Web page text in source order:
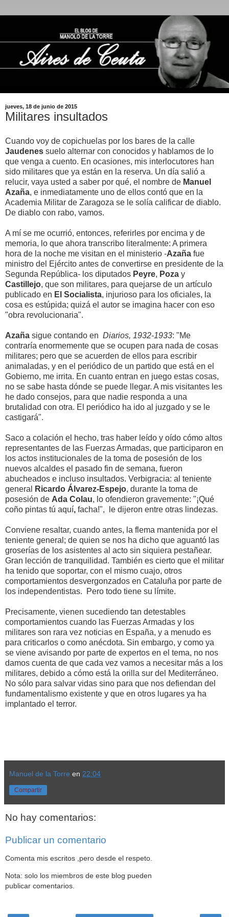
jueves, 18 de junio de 2015
Militares insultados
Cuando voy de copichuelas por los bares de la calle
Jaudenes suelo alternar con conocidos y hablamos de lo
que venga a cuento. En ocasiones, mis interlocutores han
sido militares que ya están en la reserva. Un día salió a
relucir, vaya usted a saber por qué, el nombre de Manuel
Azaña, e inmediatamente uno de ellos contó que en la
Academia Militar de Zaragoza se le solía calificar de diablo.
De diablo con rabo, vamos.
A mí se me ocurrió, entonces, referirles por encima y de
memoria, lo que ahora transcribo literalmente: A primera
hora de la noche me visitan en el ministerio -Azaña fue
ministro del Ejército antes de convertirse en presidente de la
Segunda República- los diputados Peyre, Poza y
Castillejo, que son militares, para quejarse de un artículo
publicado en El Socialista, injurioso para los oficiales, la
cosa es estúpida; quizá el autor se imagina hacer con eso
"obra revolucionaria".
Azaña sigue contando en Diarios, 1932-1933: "Me
contraría enormemente que se ocupen para nada de cosas
militares; pero que se acuerden de ellos para escribir
animaladas, y en el periódico de un partido que está en el
Gobierno, me irrita. En cuanto entran en juego estas cosas,
no se sabe hasta dónde se puede llegar. A mis visitantes les
he dado consejos, para que nadie responda a una
brutalidad con otra. El periódico ha ido al juzgado y se le
castigará".
Saco a colación el hecho, tras haber leído y oído cómo altos
representantes de las Fuerzas Armadas, que participaron en
los actos institucionales de la toma de posesión de los
nuevos alcaldes el pasado fin de semana, fueron
abucheados e incluso insultados. Verbigracia: al teniente
general
Ricardo Álvarez-Espejo, durante la toma de
posesión de Ada Colau, lo ofendieron gravemente: "¡Qué
coño pintas tú aquí, facha!", le dijeron entre otras lindezas.
Conviene resaltar, cuando antes, la flema mantenida por el
teniente general; de quien se nos ha dicho que aguantó las
groserías de los asistentes al acto sin siquiera pestañear.
Gran lección de tranquilidad. También es cierto que el militar
ha tenido que soportar, con el mismo cuajo, otros
comportamientos desvergonzados en Cataluña por parte de
los independentistas. Pero todo tiene su límite.
Precisamente, vienen sucediendo tan detestables
comportamientos cuando las Fuerzas Armadas y los
militares son rara vez noticias en España, y a menudo es
para criticarlos o como anécdota. Sin embargo, y como ya
se viene avisando por parte de expertos en el tema, no nos
damos cuenta de que cada vez vamos a necesitar más a los
militares, debido a cómo está la orilla sur del Mediterráneo.
No sólo para salvar vidas sino para que nos defiendan del
fundamentalismo existente y que en otros lugares ya ha
implantado el terror.
Manuel de la Torre en 22:04
Compartir
No hay comentarios:
Publicar un comentario
Comenta mis escritos ,pero desde el respeto.
Nota: solo los miembros de este blog pueden
publicar comentarios.